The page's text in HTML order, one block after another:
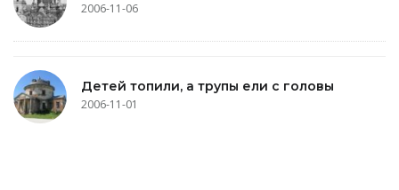
2006-11-06
Детей топили, а трупы ели с головы
2006-11-01